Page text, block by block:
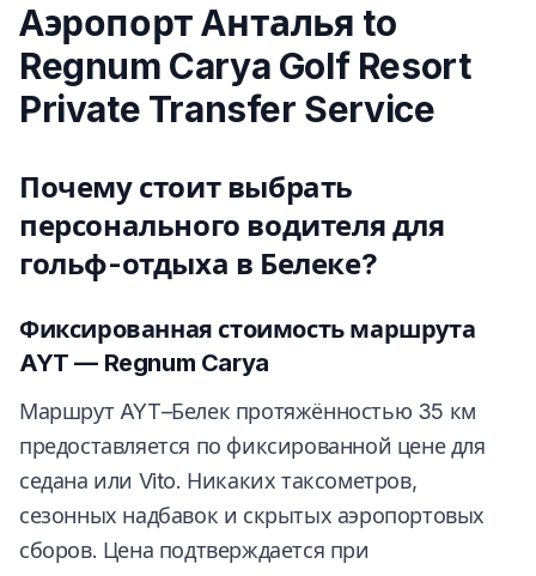
Аэропорт Анталья to
Regnum Carya Golf Resort
Private Transfer Service
Почему стоит выбрать
персонального водителя для
гольф-отдыха в Белеке?
Фиксированная стоимость маршрута
AYT — Regnum Carya
Маршрут AYT–Белек протяжённостью 35 км
предоставляется по фиксированной цене для
седана или Vito. Никаких таксометров,
сезонных надбавок и скрытых аэропортовых
сборов. Цена подтверждается при